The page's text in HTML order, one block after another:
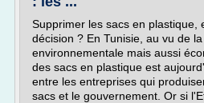
Supprimer les sacs en plastique,
décision ? En Tunisie, au vu de
environnementale mais aussi
des sacs en plastique est
entre les entreprises qui
sacs et le gouvernement. Or si